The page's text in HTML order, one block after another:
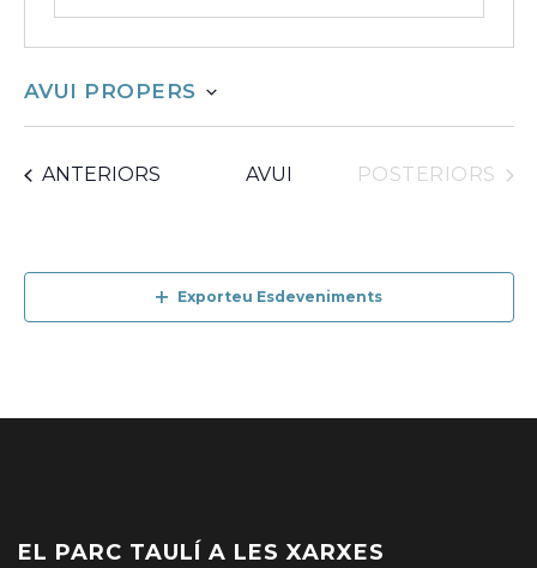
AVUI PROPERS
data
ESDEVENIMENTS
ANTERIORS AVUI ESDEVENIMENTS
POSTERIORS
Exporteu Esdeveniments
EL PARC TAULÍ A LES XARXES